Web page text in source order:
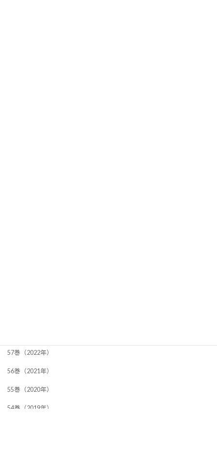
57巻（2022年）
56巻（2021年）
55巻（2020年）
54巻（2019年）